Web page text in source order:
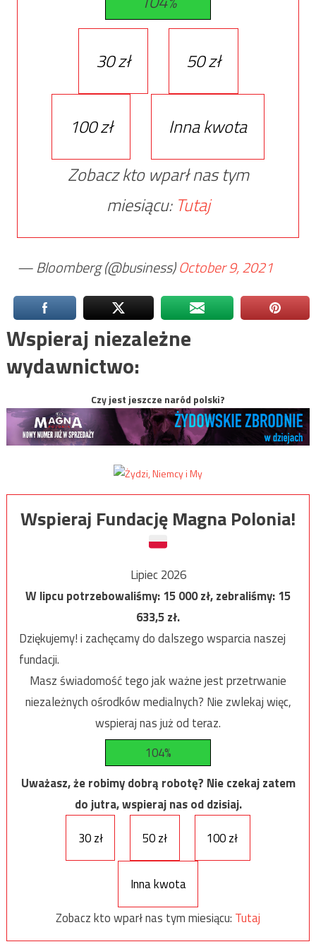
30 zł 50 zł
100 zł
Inna kwota
Zobacz kto wparł nas tym
miesiącu: Tutaj
— Bloomberg (@business)October 9, 2021
Wspieraj niezależne
wydawnictwo:
Czy jest jeszcze naród polski?
Wspieraj Fundację Magna Polonia!
Lipiec 2026
W lipcu potrzebowaliśmy:15 000zł, zebraliśmy:15
633,5zł.
Dziękujemy! i zachęcamy do dalszego wsparcia naszej
fundacji.
Masz świadomość tego jak ważne jest przetrwanie
niezależnych ośrodków medialnych? Nie zwlekaj więc,
wspieraj nas już od teraz.
104%
Uważasz, że robimy dobrą robotę? Nie czekaj zatem
do jutra, wspieraj nas od dzisiaj.
30 zł
50 zł 100 zł
Inna kwota
Zobacz kto wparł nas tym miesiącu: Tutaj